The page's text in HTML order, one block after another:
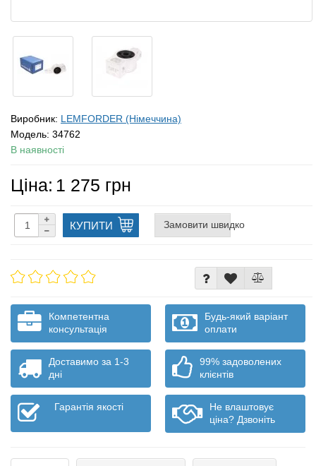
Виробник: LEMFORDER (Німеччина)
Модель: 34762
В наявності
Ціна: 1 275 грн
КУПИТИ Замовити швидко
Компетентна
консультація
Будь-який варіант
оплати
Доставимо за 1-3
дні
99% задоволених
клієнтів
Гарантія якості
Не влаштовує
ціна? Дзвоніть